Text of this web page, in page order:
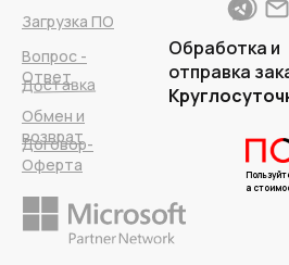
Обработка и
отправка
а
Загрузка ПО
Вопрос -
Ответ
Обмен и
возврат
Договор-
Оферта
Доставка